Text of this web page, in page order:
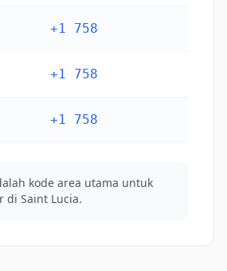
+1 758
+1 758
+1 758
kode area utama untuk
di Saint Lucia.